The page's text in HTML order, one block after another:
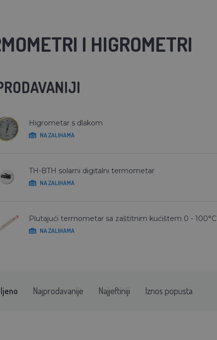
I HIGROMETRI
Higrometar s dlakom
NA ZALIHAMA
TH-BTH solarni digitalni termometar
NA ZALIHAMA
Plutajući termometar sa zaštitnim kućištem 0 - 100°C
NA ZALIHAMA
Najprodavanije Najjeftiniji Iznos popusta